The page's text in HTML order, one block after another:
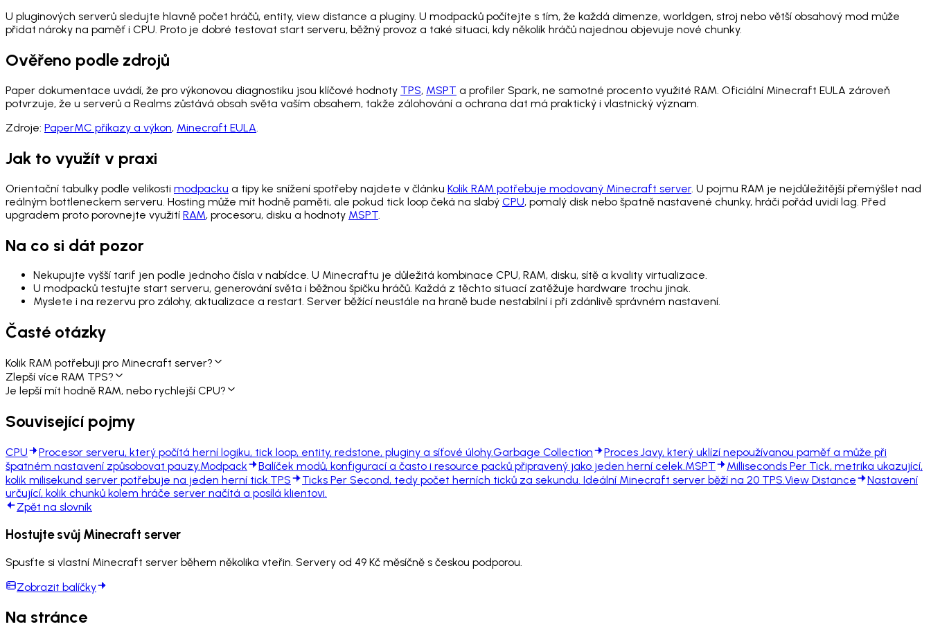
U pluginových serverů sledujte hlavně počet hráčů, entity, view distance a pluginy. U modpacků počítejte s tím, že každá dimenze, worldgen, stroj nebo větší obsahový mod může
přidat nároky na paměť i CPU. Proto je dobré testovat start serveru, běžný provoz a také situaci, kdy několik hráčů najednou objevuje nové chunky.
Ověřeno podle zdrojů
Paper dokumentace uvádí, že pro výkonovou diagnostiku jsou klíčové hodnoty TPS, MSPT a profiler Spark, ne samotné procento využité RAM. Oficiální Minecraft EULA zároveň
potvrzuje, že u serverů a Realms zůstává obsah světa vaším obsahem, takže zálohování a ochrana dat má praktický i vlastnický význam.
Zdroje: PaperMC příkazy a výkon, Minecraft EULA.
Jak to využít v praxi
Orientační tabulky podle velikosti modpacku a tipy ke snížení spotřeby najdete v článku Kolik RAM potřebuje modovaný Minecraft server. U pojmu RAM je nejdůležitější přemýšlet nad
reálným bottleneckem serveru. Hosting může mít hodně paměti, ale pokud tick loop čeká na slabý CPU, pomalý disk nebo špatně nastavené chunky, hráči pořád uvidí lag. Před
upgradem proto porovnejte využití RAM, procesoru, disku a hodnoty MSPT
Na co si dát pozor
Nekupujte vyšší tarif jen podle jednoho čísla v nabídce. U Minecraftu je důležitá kombinace CPU, RAM, disku, sítě a kvality virtualizace.
U modpacků testujte start serveru, generování světa i běžnou špičku hráčů. Každá z těchto situací zatěžuje hardware trochu jinak.
Myslete i na rezervu pro zálohy, aktualizace a restart. Server běžící neustále na hraně bude nestabilní i při zdánlivě správném nastavení.
Časté otázky
Kolik RAM potřebuji pro Minecraft server?
Zlepší více RAM TPS?
Je lepší mít hodně RAM, nebo rychlejší CPU?
Související pojmy
CPU Procesor serveru, který počítá herní logiku, tick loop, entity, redstone, pluginy a síťové úlohy.Garbage Collection
Proces Javy, který uklízí nepoužívanou paměť a může při
špatném nastavení způsobovat pauzy.Modpack Balíček modů, konfigurací a často i resource packů připravený jako jeden herní celek.MSPT
Milliseconds Per Tick, metrika ukazující,
kolik milisekund server potřebuje na jeden herní tick.TPS Ticks Per Second, tedy počet herních ticků za sekundu. Ideální Minecraft server běží na 20 TPS.View Distance
Nastavení
určující, kolik chunků kolem hráče server načítá a posílá klientovi.
Zpět na slovník
Hostujte svůj Minecraft server
Spusťte si vlastní Minecraft server během několika vteřin. Servery od 49 Kč měsíčně s českou podporou.
Zobrazit balíčky
Na stránce